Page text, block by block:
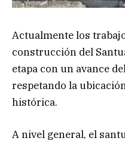
Actualmente los
construcción del
etapa con un avance
respetando la
histórica.
A nivel general, el